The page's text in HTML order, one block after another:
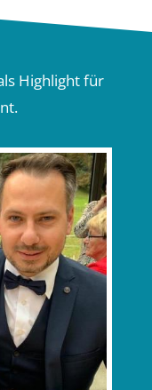
Highlight für